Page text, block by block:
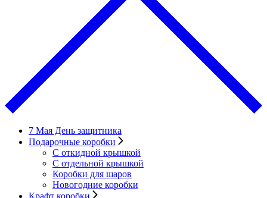
7 Мая День защитника
Подарочные коробки
С откидной крышкой
С отдельной крышкой
Коробки для шаров
Новогодние коробки